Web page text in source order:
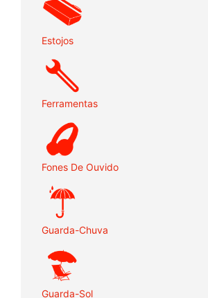
Estojos
Ferramentas
Fones De Ouvido
Guarda-Chuva
Guarda-Sol